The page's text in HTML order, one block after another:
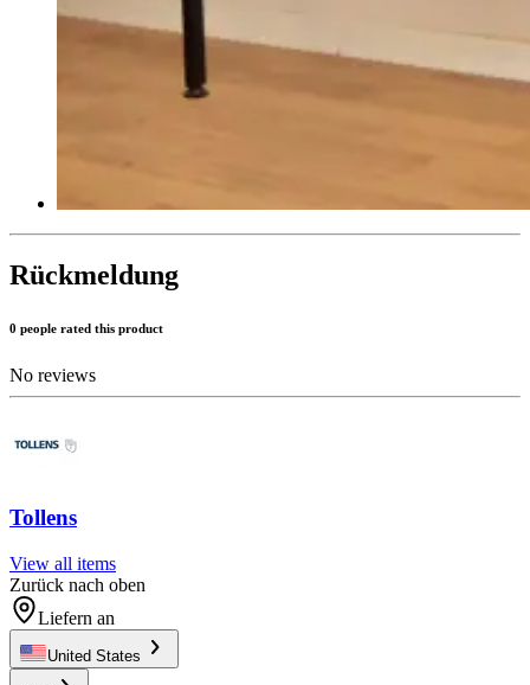
Rückmeldung
0 people rated this product
No reviews
Tollens
View all items
Zurück nach oben
Liefern an
United States